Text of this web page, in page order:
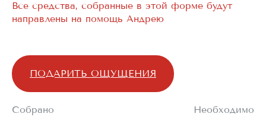
Все средства, собранные в этой форме будут
направлены на помощь Андрею
ПОДАРИТЬ ОЩУЩЕНИЯ
Собрано Необходимо